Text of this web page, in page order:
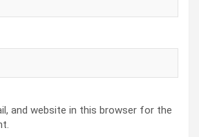
and website in this browser for the